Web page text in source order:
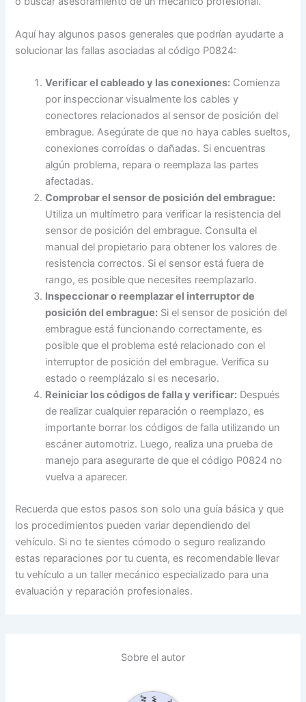
Aquí hay algunos pasos generales que podrían ayudarte a
solucionar las fallas asociadas al código P0824:
Verificar el cableado y las conexiones: Comienza
por inspeccionar visualmente los cables y
conectores relacionados al sensor de posición del
embrague. Asegúrate de que no haya cables sueltos,
conexiones corroídas o dañadas. Si encuentras
algún problema, repara o reemplaza las partes
afectadas.
Comprobar el sensor de posición del embrague:
Utiliza un multímetro para verificar la resistencia del
sensor de posición del embrague. Consulta el
manual del propietario para obtener los valores de
resistencia correctos. Si el sensor está fuera de
rango, es posible que necesites reemplazarlo.
Inspeccionar o reemplazar el interruptor de
posición del embrague: Si el sensor de posición del
embrague está funcionando correctamente, es
posible que el problema esté relacionado con el
interruptor de posición del embrague. Verifica su
estado o reemplázalo si es necesario.
Reiniciar los códigos de falla y verificar: Después
de realizar cualquier reparación o reemplazo, es
importante borrar los códigos de falla utilizando un
escáner automotriz. Luego, realiza una prueba de
manejo para asegurarte de que el código P0824 no
vuelva a aparecer.
Recuerda que estos pasos son solo una guía básica y que
los procedimientos pueden variar dependiendo del
vehículo. Si no te sientes cómodo o seguro realizando
estas reparaciones por tu cuenta, es recomendable llevar
tu vehículo a un taller mecánico especializado para una
evaluación y reparación profesionales.
Sobre el autor